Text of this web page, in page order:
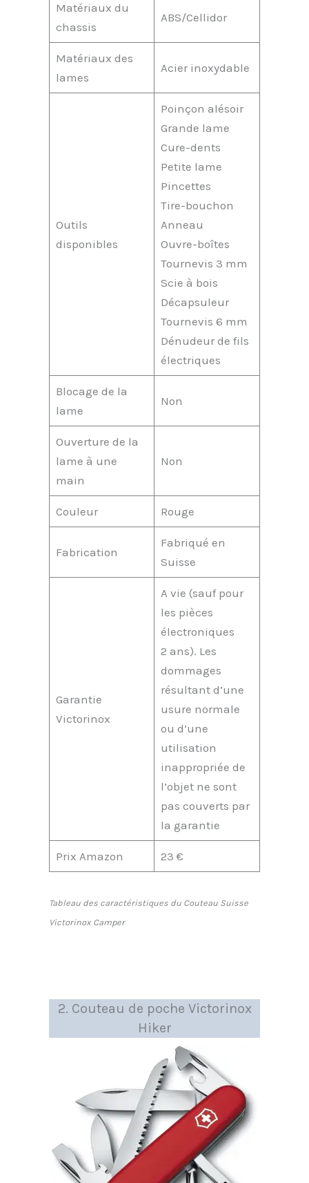
Matériaux du
chassis
ABS/Cellidor
Matériaux des
lames
Acier inoxydable
Outils
disponibles
Poinçon alésoir
Grande lame
Cure-dents
Petite lame
Pincettes
Tire-bouchon
Anneau
Ouvre-boîtes
Tournevis 3 mm
Scie à bois
Décapsuleur
Tournevis 6 mm
Dénudeur de fils
électriques
Blocage de la
lame
Non
Ouverture de la
lame à une
main
Non
Couleur Rouge
Fabrication
Fabriqué en
Suisse
Garantie
Victorinox
A vie (sauf pour
les pièces
électroniques
2 ans). Les
dommages
résultant d’une
usure normale
ou d’une
utilisation
inappropriée de
l’objet ne sont
pas couverts par
la garantie
Prix Amazon 23 €
Tableau des caractéristiques du Couteau Suisse
Victorinox Camper
2. Couteau de poche Victorinox
Hiker